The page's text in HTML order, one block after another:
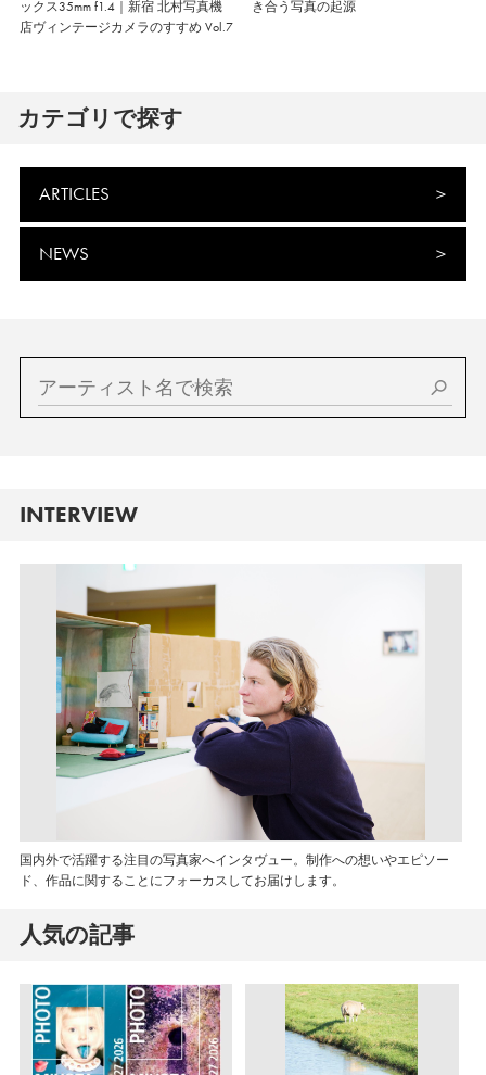
ックス35mm f1.4｜新宿 北村写真機
店ヴィンテージカメラのすすめ Vol.7
き合う写真の起源
カテゴリで探す
ARTICLES
NEWS
INTERVIEW
国内外で活躍する注目の写真家へインタヴュー。制作への想いやエピソー
ド、作品に関することにフォーカスしてお届けします。
人気の記事